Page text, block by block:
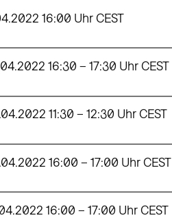
16:00 Uhr CEST
16:30 – 17:30 Uhr CEST
11:30 – 12:30 Uhr CEST
16:00 – 17:00 Uhr CEST
16:00 – 17:00 Uhr CEST